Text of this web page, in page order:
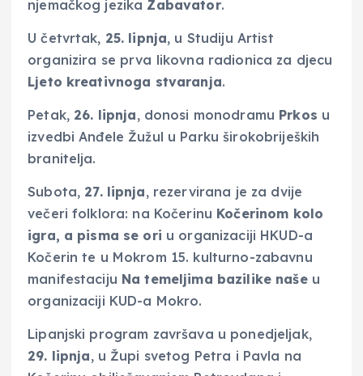
njemačkog jezika Zabavator.
U četvrtak, 25. lipnja, u Studiju Artist
organizira se prva likovna radionica za djecu
Ljeto kreativnoga stvaranja.
Petak, 26. lipnja, donosi monodramu Prkos u
izvedbi Anđele Žužul u Parku širokobrijeških
branitelja.
Subota, 27. lipnja, rezervirana je za dvije
večeri folklora: na Kočerinu Kočerinom kolo
igra, a pisma se ori u organizaciji HKUD-a
Kočerin te u Mokrom 15. kulturno-zabavnu
manifestaciju Na temeljima bazilike našeu
organizaciji KUD-a Mokro.
Lipanjski program završava u ponedjeljak,
29. lipnja, u Župi svetog Petra i Pavla na